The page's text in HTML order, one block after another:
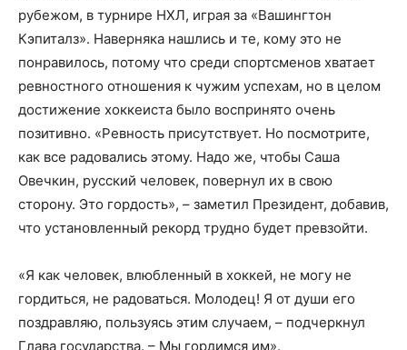
рубежом, в турнире НХЛ, играя за «Вашингтон
Кэпиталз». Наверняка нашлись и те, кому это не
понравилось, потому что среди спортсменов хватает
ревностного отношения к чужим успехам, но в целом
достижение хоккеиста было воспринято очень
позитивно. «Ревность присутствует. Но посмотрите,
как все радовались этому. Надо же, чтобы Саша
Овечкин, русский человек, повернул их в свою
сторону. Это гордость», – заметил Президент, добавив,
что установленный рекорд трудно будет превзойти.
«Я как человек, влюбленный в хоккей, не могу не
гордиться, не радоваться. Молодец! Я от души его
поздравляю, пользуясь этим случаем, – подчеркнул
Глава государства. – Мы гордимся им».